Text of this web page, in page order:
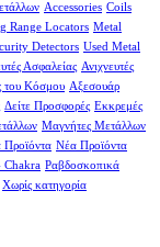
Accessories Coils
Range Locators Metal
Detectors Used Metal
Ασφαλείας Ανιχνευτές
του Κόσμου Αξεσουάρ
Δείτε Προσφορές Εκκρεμές
Μαγνήτες Μετάλλων
Προϊόντα Νέα Προϊόντα
Chakra Ραβδοσκοπικά
Χωρίς κατηγορία